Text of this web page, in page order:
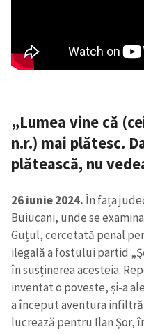
„Lumea vine că
n.r.) mai plătesc.
plătească, nu
26 iunie 2024.În fața
Buiucani, unde se
Guțul, cercetată penal
ilegală a fostului partid
în susținerea acesteia.
inventat o poveste, și-a
a început aventura
lucrează pentru Ilan Șor,